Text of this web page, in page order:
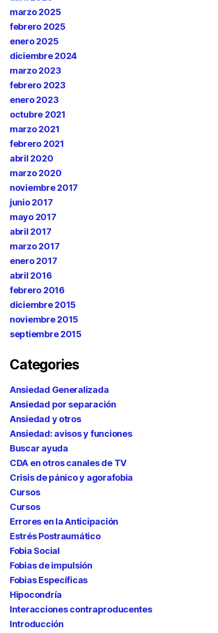
marzo 2025
febrero 2025
enero 2025
diciembre 2024
marzo 2023
febrero 2023
enero 2023
octubre 2021
marzo 2021
febrero 2021
abril 2020
marzo 2020
noviembre 2017
junio 2017
mayo 2017
abril 2017
marzo 2017
enero 2017
abril 2016
febrero 2016
diciembre 2015
noviembre 2015
septiembre 2015
Categories
Ansiedad Generalizada
Ansiedad por separación
Ansiedad y otros
Ansiedad: avisos y funciones
Buscar ayuda
CDA en otros canales de TV
Crisis de pánico y agorafobia
Cursos
Cursos
Errores en la Anticipación
Estrés Postraumático
Fobia Social
Fobias de impulsión
Fobias Específicas
Hipocondría
Interacciones contraproducentes
Introducción